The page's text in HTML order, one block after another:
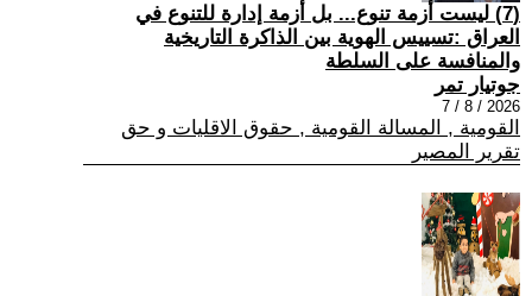
(7) ليست أزمة تنوع... بل أزمة إدارة للتنوع في
العراق :تسييس الهوية بين الذاكرة التاريخية
والمنافسة على السلطة
جوتيار تمر
2026 / 8 / 7
القومية , المسالة القومية , حقوق الاقليات و حق
تقرير المصير